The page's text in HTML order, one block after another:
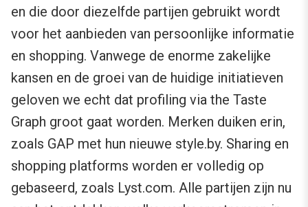
en die door diezelfde partijen gebruikt wordt
voor het aanbieden van persoonlijke informatie
en shopping. Vanwege de enorme zakelijke
kansen en de groei van de huidige initiatieven
geloven we echt dat profiling via the Taste
Graph groot gaat worden. Merken duiken erin,
zoals GAP met hun nieuwe style.by. Sharing en
shopping platforms worden er volledig op
gebaseerd, zoals Lyst.com. Alle partijen zijn nu